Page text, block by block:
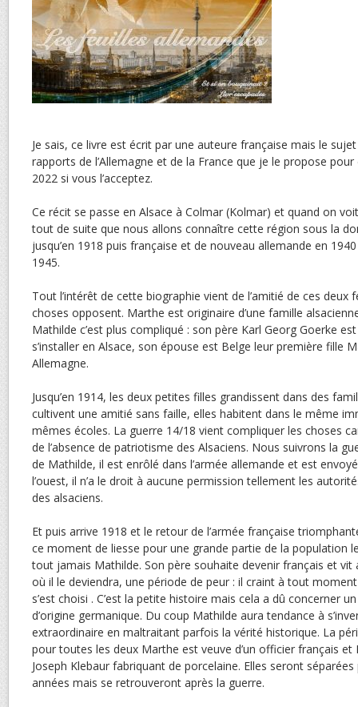
Je sais, ce livre est écrit par une auteure française mais le
rapports de l’Allemagne et de la France que je le propose
2022 si vous l’acceptez.
Ce récit se passe en Alsace à Colmar (Kolmar) et quand on
tout de suite que nous allons connaître cette région sous la
jusqu’en 1918 puis française et de nouveau allemande en
1945.
Tout l’intérêt de cette biographie vient de l’amitié de ces deux
choses opposent. Marthe est originaire d’une famille
Mathilde c’est plus compliqué : son père Karl Georg Goerke
s’installer en Alsace, son épouse est Belge leur première fille
Allemagne.
Jusqu’en 1914, les deux petites filles grandissent dans des
cultivent une amitié sans faille, elles habitent dans le même
mêmes écoles. La guerre 14/18 vient compliquer les choses
de l’absence de patriotisme des Alsaciens. Nous suivrons la
de Mathilde, il est enrôlé dans l’armée allemande et est
l’ouest, il n’a le droit à aucune permission tellement les
des alsaciens.
Et puis arrive 1918 et le retour de l’armée française
ce moment de liesse pour une grande partie de la population
tout jamais Mathilde. Son père souhaite devenir français et vit
où il le deviendra, une période de peur : il craint à tout moment
s’est choisi . C’est la petite histoire mais cela a dû concerner
d’origine germanique. Du coup Mathilde aura tendance à
extraordinaire en maltraitant parfois la vérité historique. La
pour toutes les deux Marthe est veuve d’un officier français
Joseph Klebaur fabriquant de porcelaine. Elles seront
années mais se retrouveront après la guerre.